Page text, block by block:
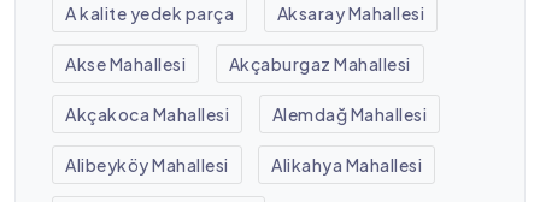
A kalite yedek parça Aksaray Mahallesi
Akse Mahallesi Akçaburgaz Mahallesi
Akçakoca Mahallesi Alemdağ Mahallesi
Alibeyköy Mahallesi Alikahya Mahallesi